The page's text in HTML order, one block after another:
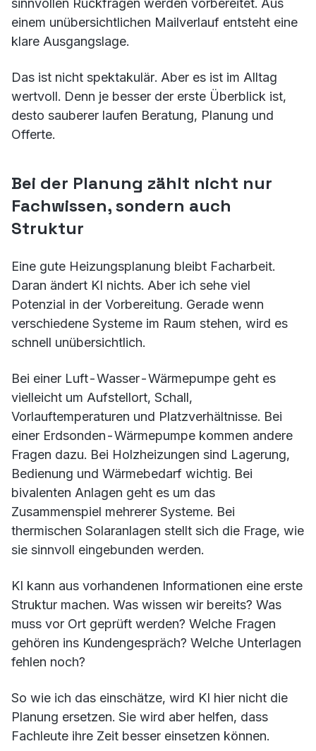
sinnvollen Rückfragen werden vorbereitet. Aus
einem unübersichtlichen Mailverlauf entsteht eine
klare Ausgangslage.
Das ist nicht spektakulär. Aber es ist im Alltag
wertvoll. Denn je besser der erste Überblick ist,
desto sauberer laufen Beratung, Planung und
Offerte.
Bei der Planung zählt nicht nur
Fachwissen, sondern auch
Struktur
Eine gute Heizungsplanung bleibt Facharbeit.
Daran ändert KI nichts. Aber ich sehe viel
Potenzial in der Vorbereitung. Gerade wenn
verschiedene Systeme im Raum stehen, wird es
schnell unübersichtlich.
Bei einer Luft-Wasser-Wärmepumpe geht es
vielleicht um Aufstellort, Schall,
Vorlauftemperaturen und Platzverhältnisse. Bei
einer Erdsonden-Wärmepumpe kommen andere
Fragen dazu. Bei Holzheizungen sind Lagerung,
Bedienung und Wärmebedarf wichtig. Bei
bivalenten Anlagen geht es um das
Zusammenspiel mehrerer Systeme. Bei
thermischen Solaranlagen stellt sich die Frage, wie
sie sinnvoll eingebunden werden.
KI kann aus vorhandenen Informationen eine erste
Struktur machen. Was wissen wir bereits? Was
muss vor Ort geprüft werden? Welche Fragen
gehören ins Kundengespräch? Welche Unterlagen
fehlen noch?
So wie ich das einschätze, wird KI hier nicht die
Planung ersetzen. Sie wird aber helfen, dass
Fachleute ihre Zeit besser einsetzen können.